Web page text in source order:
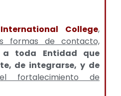
International College,
formas de contacto,
a toda Entidad que
de integrarse, y de
fortalecimiento de